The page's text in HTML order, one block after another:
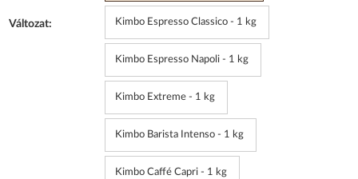
Változat: Kimbo Espresso Classico - 1 kg
Kimbo Espresso Napoli - 1 kg
Kimbo Extreme - 1 kg
Kimbo Barista Intenso - 1 kg
Kimbo Caffé Capri - 1 kg